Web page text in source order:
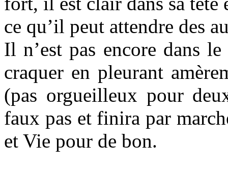
ce qu’il peut attendre des
Il n’est pas encore dans
craquer en pleurant
(pas orgueilleux pour
faux pas et finira par
et Vie pour de bon.